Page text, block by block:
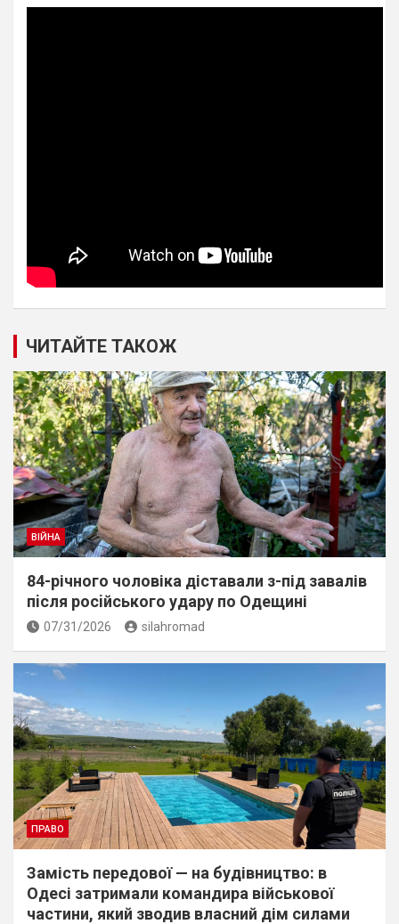
ЧИТАЙТЕ ТАКОЖ
ВІЙНА
84-річного чоловіка діставали з-під завалів
пiсля росiйського удару по Одещині
07/31/2026 silahromad
ПРАВО
Замість передової — на будівництво: в
Одесі затримали командира військової
частини, який зводив власний дім силами